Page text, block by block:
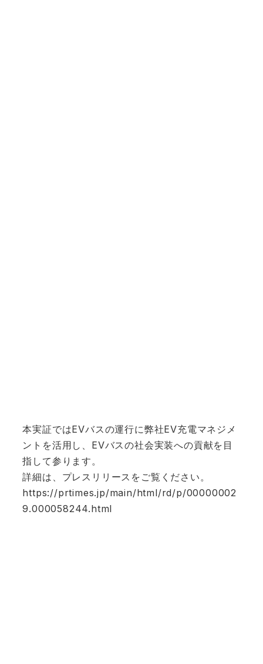
本実証ではEVバスの運行に弊社EV充電マネジメ
ントを活用し、EVバスの社会実装への貢献を目
指して参ります。
詳細は、プレスリリースをご覧ください。
https://prtimes.jp/main/html/rd/p/00000002
9.000058244.html